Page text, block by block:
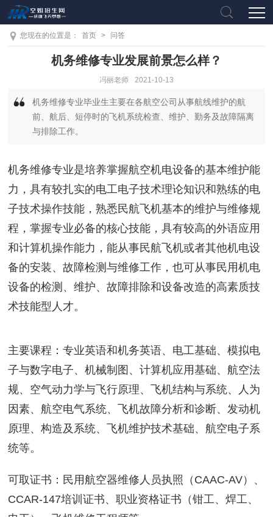
您现在的位置是： 首页 > 问答
机务维修专业发展前景怎么样？
冯丽老师 2021-10-13
机务维修专业毕业生主要在各航空公司从事航线维护的航
前、航后、短停时的飞机系统检查、维护、勤务及故障隔离
与排除工作。
机务维修专业是培养掌握航空机电设备的基本维护能
力，具有较扎实的电工电子技术理论知识和熟练的电
子技术操作技能，熟悉民航飞机基本的维护与维修规
程，掌握专业必备的核心技能，具有较高的外语应用
和计算机操作能力，能从事民航飞机或者其他机电设
备的安装、故障检测与维修工作，也可从事民用机电
设备的检测、维护、故障排除和设备改造的高素质技
术技能型人才。
主要课程：专业英语和机务英语、电工基础、模拟电
子与数字电子、机械制图、计算机应用基础、航空法
规、空气动力学与飞行原理、飞机结构与系统、人为
因素、航空电气系统、飞机故障分析和诊断、发动机
原理、构造及系统、飞机维护技术基础、航空电子系
统等。
可取证书：民用航空器维修人员执照（CAAC-AV）、
CCAR-147培训证书、职业资格证书（钳工、焊工、